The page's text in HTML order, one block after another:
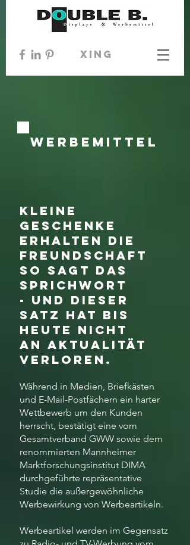
xing
werbemittel
Kleine
Geschenke
erhalten die
Freundschaft
so sagt das
Sprichwort
- und dieser
Satz hat bis
heute nicht
an Aktualität
verloren.
Während in Medien, Briefkästen
und E-Mail-Postfächern ein harter
Wettbewerb um den Kunden
herrscht, bestätigt eine vom
Gesamtverband GWW sowie dem
renommierten Mannheimer
Marktforschungsinstitut DIMA
durchgeführte repräsentative
Studie die außergewöhnliche
Werbewirkung von Werbeartikeln.
Werbeartikel werden im Gegensatz